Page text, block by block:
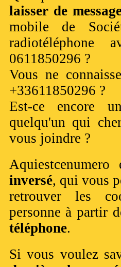
laisser de
mobile de
radiotéléphone
0611850296 ?
Vous ne
+33611850296 ?
Est-ce encore
quelqu'un qui
vous joindre ?
inversé, qui vous
retrouver les
personne à partir
téléphone.
Si vous voulez